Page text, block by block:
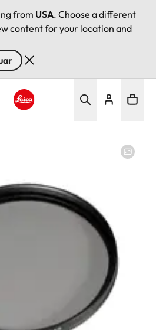
from USA. Choose a different
content for your location and